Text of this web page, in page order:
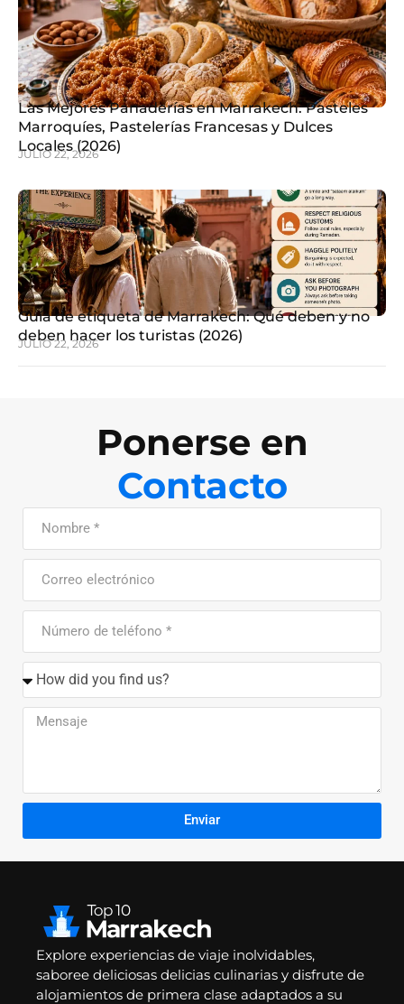
Las Mejores Panaderías en Marrakech: Pasteles
Marroquíes, Pastelerías Francesas y Dulces
Locales (2026)
JULIO 22, 2026
Guía de etiqueta de Marrakech: Qué deben y no
deben hacer los turistas (2026)
JULIO 22, 2026
Ponerse en
Contacto
Enviar
Explore experiencias de viaje inolvidables,
saboree deliciosas delicias culinarias y disfrute de
alojamientos de primera clase adaptados a su